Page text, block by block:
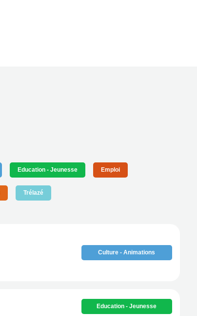
Education - Jeunesse Emploi
Trélazé
Culture - Animations
Education - Jeunesse